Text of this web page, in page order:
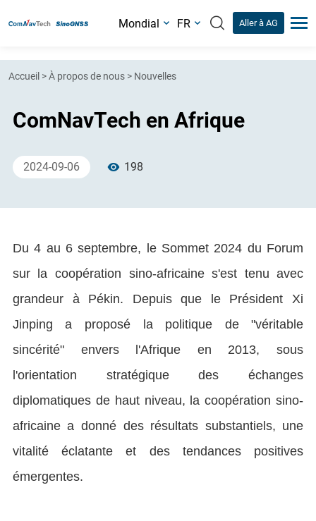
Mondial FR Aller à AG
Accueil >À propos de nous > Nouvelles
ComNavTech en Afrique
2024-09-06 198
Du 4 au 6 septembre, le Sommet 2024 du Forum
sur la coopération sino-africaine s'est tenu avec
grandeur à Pékin. Depuis que le Président Xi
Jinping a proposé la politique de "véritable
sincérité" envers l'Afrique en 2013, sous
l'orientation stratégique des échanges
diplomatiques de haut niveau, la coopération sino-
africaine a donné des résultats substantiels, une
vitalité éclatante et des tendances positives
émergentes.